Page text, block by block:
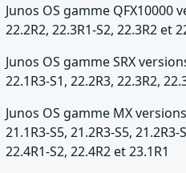
Junos OS gamme QFX10000
22.2R2, 22.3R1-S2, 22.3R2 et
Junos OS gamme SRX
22.1R3-S1, 22.2R3, 22.3R2,
Junos OS gamme MX
21.1R3-S5, 21.2R3-S5, 21.2R3-
22.4R1-S2, 22.4R2 et 23.1R1